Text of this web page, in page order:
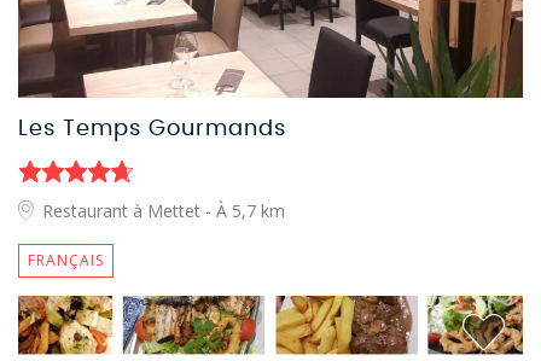
Les Temps Gourmands
Restaurant à Mettet - À 5,7 km
FRANÇAIS